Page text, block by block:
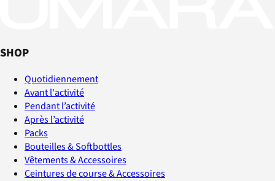
SHOP
Quotidiennement
Avant l'activité
Pendant l’activité
Après l’activité
Packs
Bouteilles & Softbottles
Vêtements & Accessoires
Ceintures de course & Accessoires